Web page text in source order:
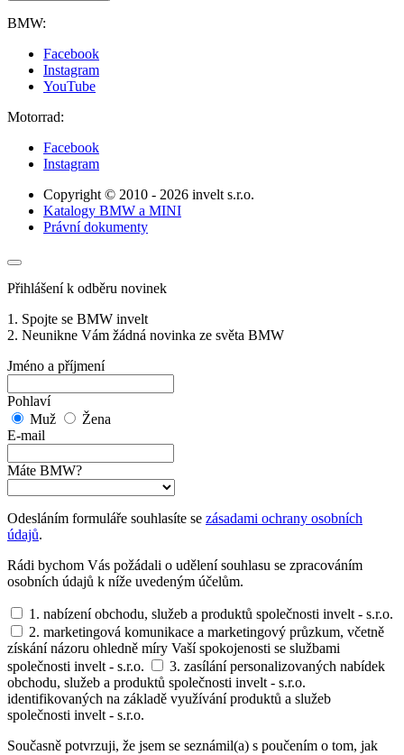
BMW:
Facebook
Instagram
YouTube
Motorrad:
Facebook
Instagram
Copyright © 2010 - 2026 invelt s.r.o.
Katalogy BMW a MINI
Právní dokumenty
Přihlášení k odběru novinek
1. Spojte se BMW invelt
2. Neunikne Vám žádná novinka ze světa BMW
Jméno a příjmení
Pohlaví
Muž
Žena
E-mail
Máte BMW?
Odesláním formuláře souhlasíte se zásadami ochrany osobních
údajů.
Rádi bychom Vás požádali o udělení souhlasu se zpracováním
osobních údajů k níže uvedeným účelům.
1. nabízení obchodu, služeb a produktů společnosti invelt - s.r.o.
2. marketingová komunikace a marketingový průzkum, včetně
získání názoru ohledně míry Vaší spokojenosti se službami
společnosti invelt - s.r.o.
3. zasílání personalizovaných nabídek
obchodu, služeb a produktů společnosti invelt - s.r.o.
identifikovaných na základě využívání produktů a služeb
společnosti invelt - s.r.o.
Současně potvrzuji, že jsem se seznámil(a) s poučením o tom, jak